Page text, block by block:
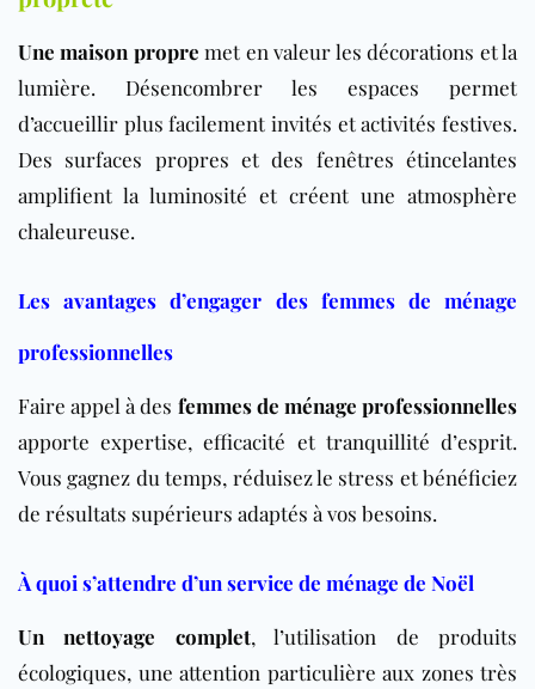
Une maison propre met en valeur les décorations et la
lumière. Désencombrer les espaces permet
d’accueillir plus facilement invités et activités festives.
Des surfaces propres et des fenêtres étincelantes
amplifient la luminosité et créent une atmosphère
chaleureuse.
Les avantages d’engager des femmes de ménage
professionnelles
Faire appel à des femmes de ménage professionnelles
apporte expertise, efficacité et tranquillité d’esprit.
Vous gagnez du temps, réduisez le stress et bénéficiez
de résultats supérieurs adaptés à vos besoins.
À quoi s’attendre d’un service de ménage de Noël
Un nettoyage complet, l’utilisation de produits
écologiques, une attention particulière aux zones très